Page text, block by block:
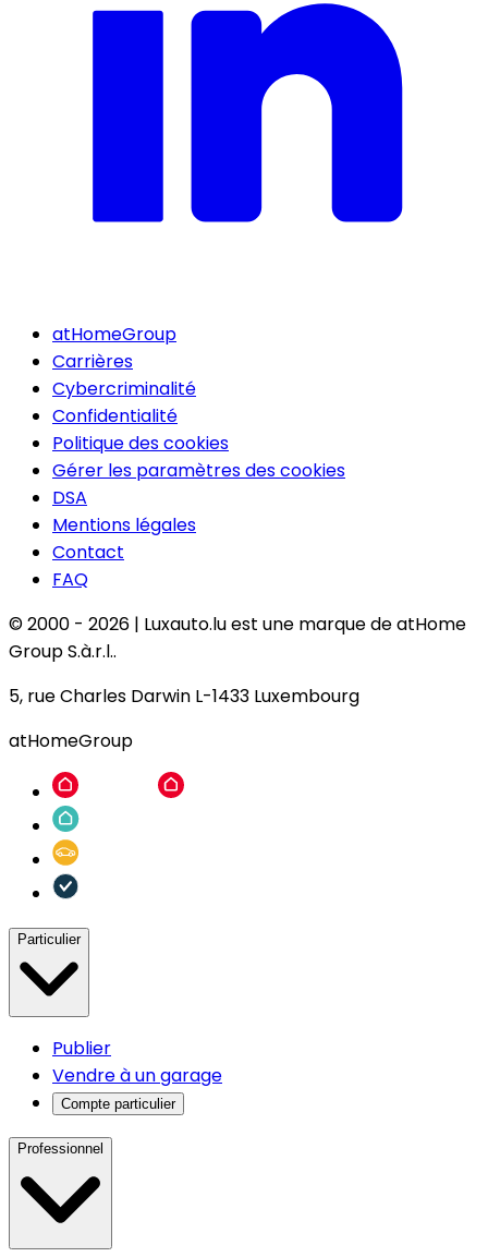
atHomeGroup
Carrières
Cybercriminalité
Confidentialité
Politique des cookies
Gérer les paramètres des cookies
DSA
Mentions légales
Contact
FAQ
© 2000 - 2026 | Luxauto.lu est une marque de atHome
Group S.à.r.l..
5, rue Charles Darwin L-1433 Luxembourg
atHomeGroup
Particulier
Publier
Vendre à un garage
Compte particulier
Professionnel